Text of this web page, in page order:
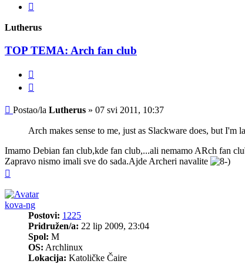
Lutherus
TOP TEMA: Arch fan club
Post
Postao/la Lutherus » 07 svi 2011, 10:37
Arch makes sense to me, just as Slackware does, but I'm
Imamo Debian fan club,kde fan club,...ali nemamo ARch fan
Zapravo nismo imali sve do sada.Ajde Archeri navalite
kova-ng
Postovi: 1225
Pridružen/a: 22 lip 2009, 23:04
Spol: M
OS: Archlinux
Lokacija: Katoličke Čaire